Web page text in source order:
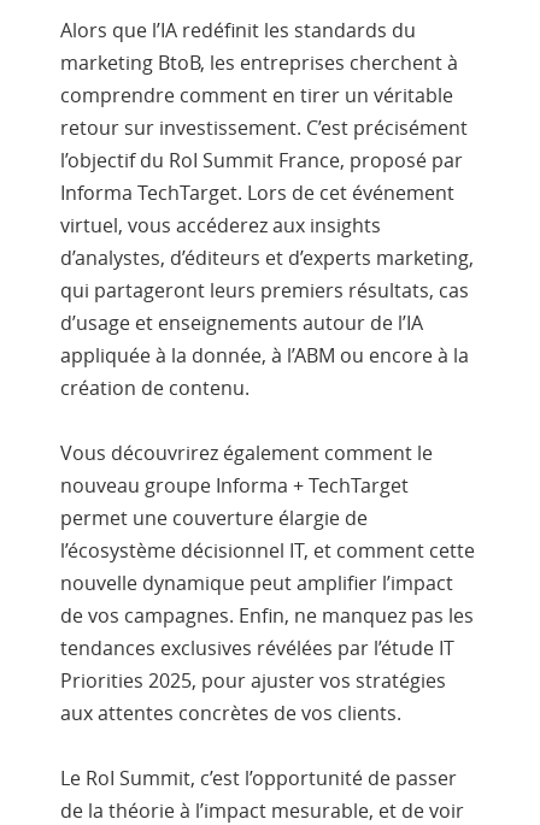
Alors que l’IA redéfinit les standards du
marketing BtoB, les entreprises cherchent à
comprendre comment en tirer un véritable
retour sur investissement. C’est précisément
l’objectif du RoI Summit France, proposé par
Informa TechTarget. Lors de cet événement
virtuel, vous accéderez aux insights
d’analystes, d’éditeurs et d’experts marketing,
qui partageront leurs premiers résultats, cas
d’usage et enseignements autour de l’IA
appliquée à la donnée, à l’ABM ou encore à la
création de contenu.
Vous découvrirez également comment le
nouveau groupe Informa + TechTarget
permet une couverture élargie de
l’écosystème décisionnel IT, et comment cette
nouvelle dynamique peut amplifier l’impact
de vos campagnes. Enfin, ne manquez pas les
tendances exclusives révélées par l’étude IT
Priorities 2025, pour ajuster vos stratégies
aux attentes concrètes de vos clients.
Le RoI Summit, c’est l’opportunité de passer
de la théorie à l’impact mesurable, et de voir